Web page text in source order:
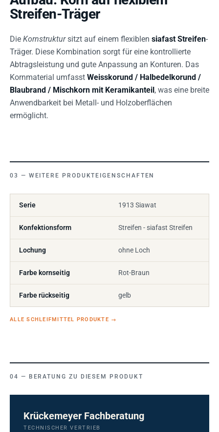
Streifen-Träger
Die Kornstruktursitzt auf einem flexiblen siafast Streifen-
Träger. Diese Kombination sorgt für eine kontrollierte
Abtragsleistung und gute Anpassung an Konturen. Das
Kornmaterial umfasst Weisskorund / Halbedelkorund /
Blaubrand / Mischkorn mit Keramikanteil , was eine breite
Anwendbarkeit bei Metall- und Holzoberflächen
ermöglicht.
WEITERE PRODUKTEIGENSCHAFTEN
Serie 1913 Siawat
Konfektionsform Streifen - siafast Streifen
Lochung ohne Loch
Farbe kornseitig Rot-Braun
Farbe rückseitig gelb
ALLE SCHLEIFMITTEL PRODUKTE →
BERATUNG ZU DIESEM PRODUKT
Krückemeyer Fachberatung
TECHNISCHER VERTRIEB